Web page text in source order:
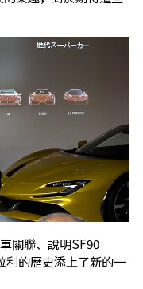
關聯、說明SF90
的歷史添上了新的一